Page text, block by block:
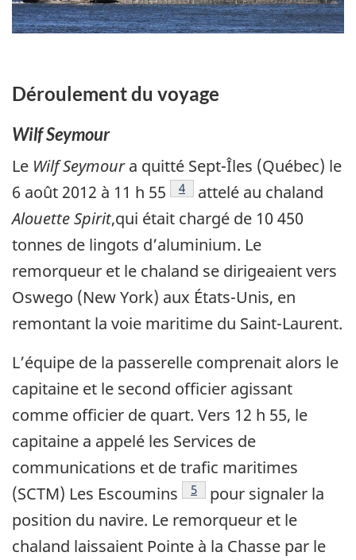
Déroulement du voyage
Wilf Seymour
Le Wilf Seymoura quitté Sept-Îles (Québec) le
6 août 2012 à 11 h 55
Note de bas de page
4
attelé au chaland
Alouette Spirit,qui était chargé de 10 450
tonnes de lingots d’aluminium. Le
remorqueur et le chaland se dirigeaient vers
Oswego (New York) aux États-Unis, en
remontant la voie maritime du Saint-Laurent.
L’équipe de la passerelle comprenait alors le
capitaine et le second officier agissant
comme officier de quart. Vers 12 h 55, le
capitaine a appelé les Services de
communications et de trafic maritimes
(SCTM) Les Escoumins
Note de bas de page
5
pour signaler la
position du navire. Le remorqueur et le
chaland laissaient Pointe à la Chasse par le